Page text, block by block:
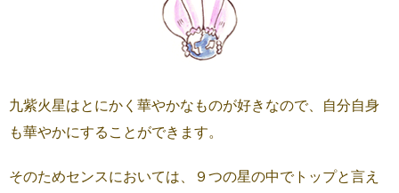
九紫火星はとにかく華やかなものが好きなので、自分自身
も華やかにすることができます。
そのためセンスにおいては、９つの星の中でトップと言え